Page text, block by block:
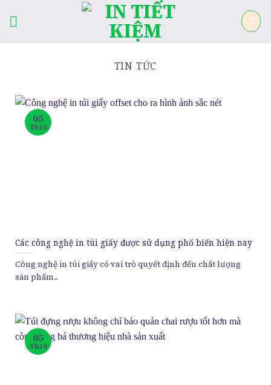
TIN TỨC
Các công nghệ in túi giấy được sử dụng phổ biến hiện nay
Công nghệ in túi giấy có vai trò quyết định đến chất lượng
sản phẩm...
05
Th10
05
Th10